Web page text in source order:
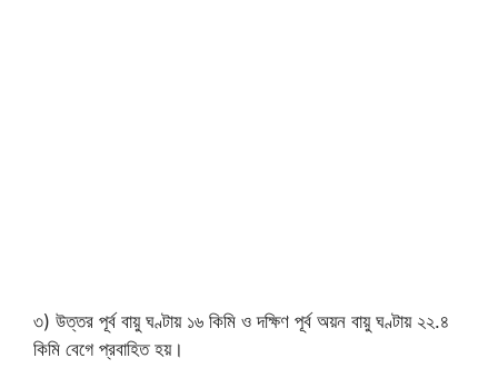
৩) উত্তর পূর্ব বায়ু ঘণ্টায় ১৬ কিমি ও দক্ষিণ পূর্ব অয়ন বায়ু ঘণ্টায় ২২.৪
কিমি বেগে প্রবাহিত হয়।